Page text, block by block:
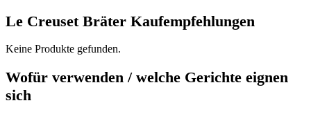
Le Creuset Bräter Kaufempfehlungen
Keine Produkte gefunden.
Wofür verwenden / welche Gerichte eignen
sich